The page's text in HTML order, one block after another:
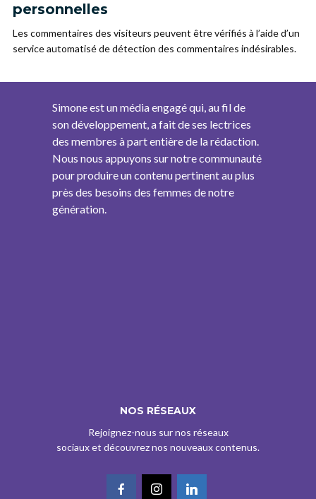
personnelles
Les commentaires des visiteurs peuvent être vérifiés à l’aide d’un
service automatisé de détection des commentaires indésirables.
Simone est un média engagé qui, au fil de
son développement, a fait de ses lectrices
des membres à part entière de la rédaction.
Nous nous appuyons sur notre communauté
pour produire un contenu pertinent au plus
près des besoins des femmes de notre
génération.
NOS RÉSEAUX
Rejoignez-nous sur nos réseaux
sociaux et découvrez nos nouveaux contenus.